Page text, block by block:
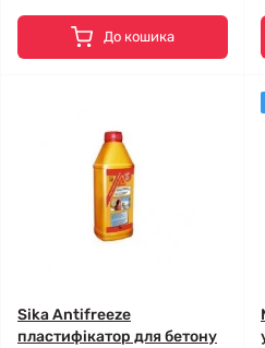
До кошика
Sika Antifreeze
пластифікатор для бетону